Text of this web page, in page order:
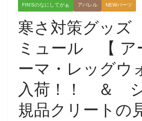
FIN'Sのなにしてがぁ アパレル NEWパーツ
寒さ対策グッ
ミュール 【 ア
ーマ・レッグウ
入荷！！ ＆
規品クリートの